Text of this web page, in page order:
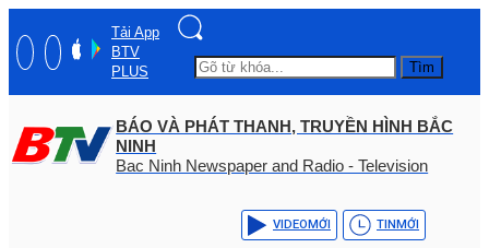
Tải App
BTV
PLUS
Tìm
BÁO VÀ PHÁT THANH, TRUYỀN HÌNH BẮC
NINH
Bac Ninh Newspaper and Radio - Television
VIDEOMỚI TINMỚI